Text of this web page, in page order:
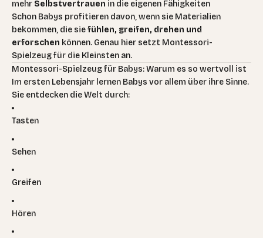
mehr Selbstvertrauen in die eigenen Fähigkeiten
Schon Babys profitieren davon, wenn sie Materialien
bekommen, die siefühlen, greifen, drehen und
erforschen können. Genau hier setzt Montessori-
Spielzeug für die Kleinsten an.
Montessori-Spielzeug für Babys: Warum es so wertvoll ist
Im ersten Lebensjahr lernen Babys vor allem über ihre Sinne.
Sie entdecken die Welt durch:
Tasten
Sehen
Greifen
Hören